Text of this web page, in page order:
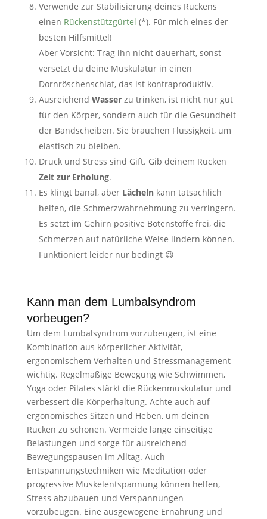
Verwende zur Stabilisierung deines Rückens
einen Rückenstützgürtel (*). Für mich eines der
besten Hilfsmittel!
Aber Vorsicht: Trag ihn nicht dauerhaft, sonst
versetzt du deine Muskulatur in einen
Dornröschenschlaf, das ist kontraproduktiv.
Ausreichend Wasserzu trinken, ist nicht nur gut
für den Körper, sondern auch für die Gesundheit
der Bandscheiben. Sie brauchen Flüssigkeit, um
elastisch zu bleiben.
Druck und Stress sind Gift. Gib deinem Rücken
Zeit zur Erholung.
Es klingt banal, aber Lächelnkann tatsächlich
helfen, die Schmerzwahrnehmung zu verringern.
Es setzt im Gehirn positive Botenstoffe frei, die
Schmerzen auf natürliche Weise lindern können.
Funktioniert leider nur bedingt 😉
Kann man dem Lumbalsyndrom
vorbeugen?
Um dem Lumbalsyndrom vorzubeugen, ist eine
Kombination aus körperlicher Aktivität,
ergonomischem Verhalten und Stressmanagement
wichtig. Regelmäßige Bewegung wie Schwimmen,
Yoga oder Pilates stärkt die Rückenmuskulatur und
verbessert die Körperhaltung. Achte auch auf
ergonomisches Sitzen und Heben, um deinen
Rücken zu schonen. Vermeide lange einseitige
Belastungen und sorge für ausreichend
Bewegungspausen im Alltag. Auch
Entspannungstechniken wie Meditation oder
progressive Muskelentspannung können helfen,
Stress abzubauen und Verspannungen
vorzubeugen. Eine ausgewogene Ernährung und